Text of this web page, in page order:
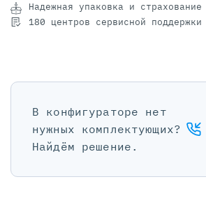
Надежная упаковка и страхование
180 центров сервисной
В конфигураторе нет
нужных комплектующих?
Найдём решение.